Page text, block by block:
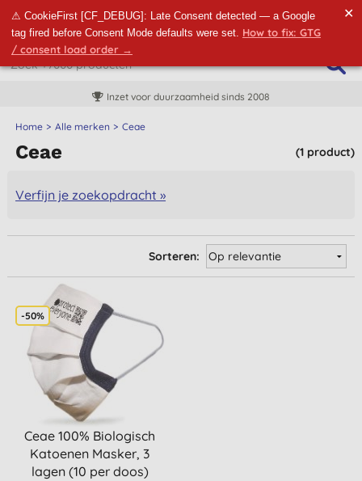
⚠ CookieFirst [CF_DEBUG]: Late Consent detected — a Google
tag fired before Consent Mode defaults were set. How to fix: GTG
/ consent load order →
✕
Inzet voor duurzaamheid sinds 2008
Home Alle merken Ceae
(1 product)
Ceae
Verfijn je zoekopdracht »
Sorteren:
-50%
Ceae 100% Biologisch
Katoenen Masker, 3
lagen (10 per doos)